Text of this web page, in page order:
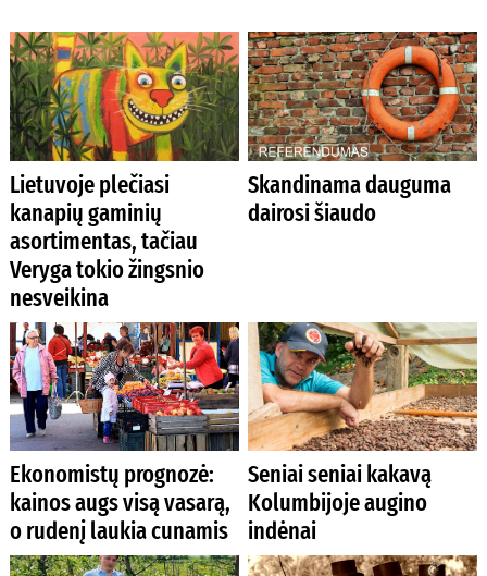
Lietuvoje plečiasi
kanapių gaminių
asortimentas, tačiau
Veryga tokio žingsnio
nesveikina
Skandinama dauguma
dairosi šiaudo
Ekonomistų prognozė:
kainos augs visą vasarą,
o rudenį laukia cunamis
Seniai seniai kakavą
Kolumbijoje augino
indėnai